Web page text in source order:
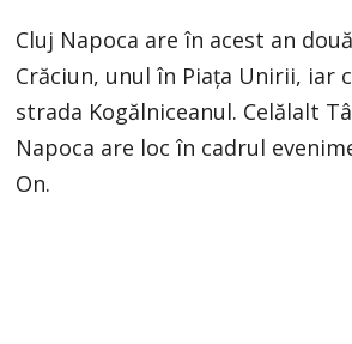
Cluj Napoca are în acest an
Crăciun, unul în Piața Unirii, iar
strada Kogălniceanul. Celălalt
Napoca are loc în cadrul
On.